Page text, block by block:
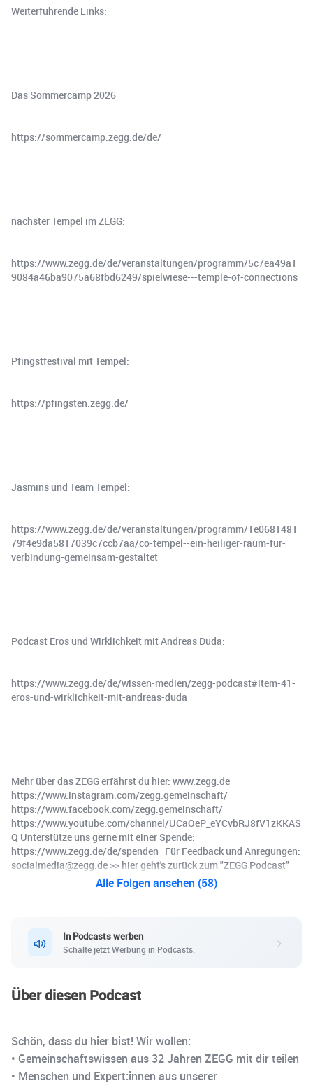
Weiterführende Links:
Das Sommercamp 2026
https://sommercamp.zegg.de/de/
nächster Tempel im ZEGG:
https://www.zegg.de/de/veranstaltungen/programm/5c7ea49a1
9084a46ba9075a68fbd6249/spielwiese---temple-of-connections
Pfingstfestival mit Tempel:
https://pfingsten.zegg.de/
Jasmins und Team Tempel:
https://www.zegg.de/de/veranstaltungen/programm/1e0681481
79f4e9da5817039c7ccb7aa/co-tempel--ein-heiliger-raum-fur-
verbindung-gemeinsam-gestaltet
Podcast Eros und Wirklichkeit mit Andreas Duda:
https://www.zegg.de/de/wissen-medien/zegg-podcast#item-41-
eros-und-wirklichkeit-mit-andreas-duda
Mehr über das ZEGG erfährst du hier: www.zegg.de
https://www.instagram.com/zegg.gemeinschaft/
https://www.facebook.com/zegg.gemeinschaft/
https://www.youtube.com/channel/UCaOeP_eYCvbRJ8fV1zKKAS
Q Unterstütze uns gerne mit einer Spende:
https://www.zegg.de/de/spenden Für Feedback und Anregungen:
socialmedia@zegg.de >> hier geht's zurück zum "ZEGG Podcast"
Alle Folgen ansehen (58)
In Podcasts werben
Schalte jetzt Werbung in Podcasts.
Über diesen Podcast
Schön, dass du hier bist! Wir wollen:
• Gemeinschaftswissen aus 32 Jahren ZEGG mit dir teilen
• Menschen und Expert:innen aus unserer